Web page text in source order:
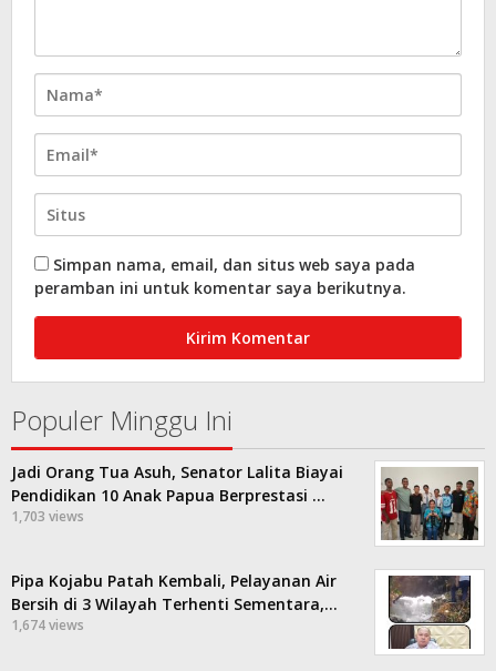
Simpan nama, email, dan situs web saya pada
peramban ini untuk komentar saya berikutnya.
Populer Minggu Ini
Jadi Orang Tua Asuh, Senator Lalita Biayai
Pendidikan 10 Anak Papua Berprestasi …
1,703 views
Pipa Kojabu Patah Kembali, Pelayanan Air
Bersih di 3 Wilayah Terhenti Sementara,…
1,674 views